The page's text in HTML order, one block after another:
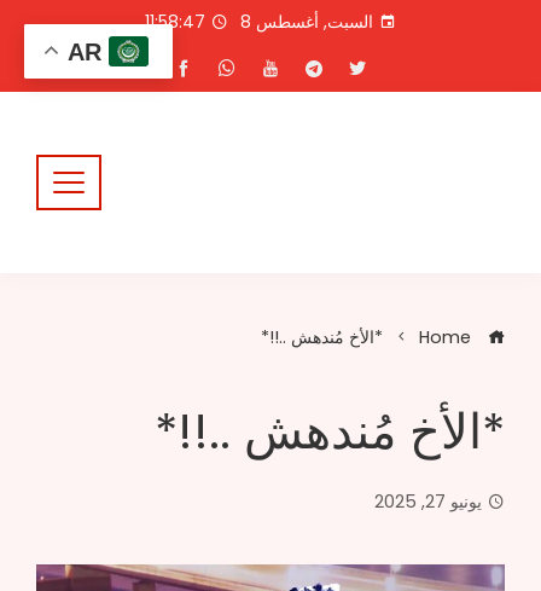
السبت, أغسطس 8 11:58:47
*الأخ مُندهش ..!!*
*الأخ مُندهش ..!!*
يونيو 27, 2025
AR